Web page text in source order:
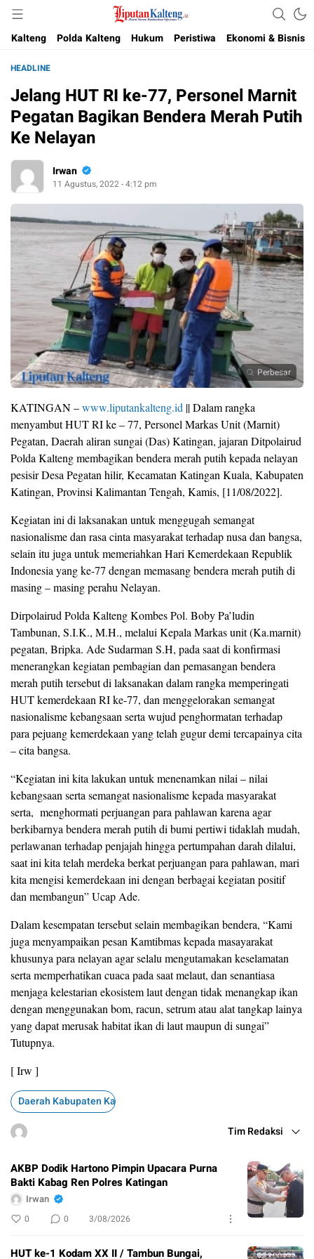
Liputan Kalteng
Akurat, Terpercaya & Independent
Kalteng
Polda Kalteng Hukum Peristiwa Ekonomi & Bisnis
HEADLINE
Jelang HUT RI ke-77, Personel Marnit
Pegatan Bagikan Bendera Merah Putih
Ke Nelayan
Irwan
11 Agustus, 2022 - 4:12 pm
Perbesar
KATINGAN –www.liputankalteng.id || Dalam rangka
menyambut HUT RI ke – 77, Personel Markas Unit (Marnit)
Pegatan, Daerah aliran sungai (Das) Katingan, jajaran Ditpolairud
Polda Kalteng membagikan bendera merah putih kepada nelayan
pesisir Desa Pegatan hilir, Kecamatan Katingan Kuala, Kabupaten
Katingan, Provinsi Kalimantan Tengah, Kamis, [11/08/2022].
Kegiatan ini di laksanakan untuk menggugah semangat
nasionalisme dan rasa cinta masyarakat terhadap nusa dan bangsa,
selain itu juga untuk memeriahkan Hari Kemerdekaan Republik
Indonesia yang ke-77 dengan memasang bendera merah putih di
masing – masing perahu Nelayan.
Dirpolairud Polda Kalteng Kombes Pol. Boby Pa’ludin
Tambunan, S.I.K., M.H., melalui Kepala Markas unit (Ka.marnit)
pegatan, Bripka. Ade Sudarman S.H, pada saat di konfirmasi
menerangkan kegiatan pembagian dan pemasangan bendera
merah putih tersebut di laksanakan dalam rangka memperingati
HUT kemerdekaan RI ke-77, dan menggelorakan semangat
nasionalisme kebangsaan serta wujud penghormatan terhadap
para pejuang kemerdekaan yang telah gugur demi tercapainya cita
– cita bangsa.
“Kegiatan ini kita lakukan untuk menenamkan nilai – nilai
kebangsaan serta semangat nasionalisme kepada masyarakat
serta, menghormati perjuangan para pahlawan karena agar
berkibarnya bendera merah putih di bumi pertiwi tidaklah mudah,
perlawanan terhadap penjajah hingga pertumpahan darah dilalui,
saat ini kita telah merdeka berkat perjuangan para pahlawan, mari
kita mengisi kemerdekaan ini dengan berbagai kegiatan positif
dan membangun” Ucap Ade.
Dalam kesempatan tersebut selain membagikan bendera, “Kami
juga menyampaikan pesan Kamtibmas kepada masayarakat
khusunya para nelayan agar selalu mengutamakan keselamatan
serta memperhatikan cuaca pada saat melaut, dan senantiasa
menjaga kelestarian ekosistem laut dengan tidak menangkap ikan
dengan menggunakan bom, racun, setrum atau alat tangkap lainya
yang dapat merusak habitat ikan di laut maupun di sungai”
Tutupnya.
[ Irw ]
Daerah Kabupaten Katingan
Tim Redaksi
AKBP Dodik Hartono Pimpin Upacara Purna
Bakti Kabag Ren Polres Katingan
Irwan
0 0 3/08/2026
HUT ke-1 Kodam XX II / Tambun Bungai,